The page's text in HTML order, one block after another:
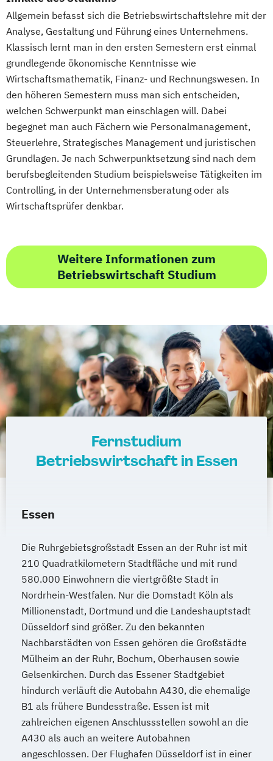
Wirtschaftsingenieurwesen Erneuerbare
Energien
Wirtschaftsingenieurwesen Maschinenbau
Wirtschaftsingenieurwesen für Ingenieure
Wirtschaftsingenieurwesen für
Wirtschaftswissenschaftler
Wirtschaftsingenieurwesen – Digitale
Produktion
Wirtschafts­ingenieur­wesen
Fahrzeugtechnik
Wirtschafts­ingenieur­wesen Informatik
Wirtschafts­ingenieur­wesen
Intelligenz
Wirtschafts­ingenieur­wesen Lebensmittel
Wirtschafts­ingenieur­wesen Logistik
Wirtschafts­ingenieur­wesen
Verfahrenstechnik
Zukunftsmanagement
im Bachelor Wirtschaftswissenschaft
im Master Rechtswissenschaft
im Master Wirtschaftswissenschaft
im Studiengang Rechtswissenschaft (Erste
juristische Prüfung)
Allgemein befasst sich die Betriebswirtschaftslehre mit der
Analyse, Gestaltung und Führung eines Unternehmens.
Klassisch lernt man in den ersten Semestern erst einmal
grundlegende ökonomische Kenntnisse wie
Wirtschaftsmathematik, Finanz- und Rechnungswesen. In
den höheren Semestern muss man sich entscheiden,
welchen Schwerpunkt man einschlagen will. Dabei
begegnet man auch Fächern wie Personalmanagement,
Steuerlehre, Strategisches Management und juristischen
Grundlagen. Je nach Schwerpunktsetzung sind nach dem
berufsbegleitenden Studium beispielsweise Tätigkeiten im
Controlling, in der Unternehmensberatung oder als
Wirtschaftsprüfer denkbar.
Weitere Informationen zum
Betriebswirtschaft Studium
Fernstudium
Betriebswirtschaft in Essen
Essen
Die Ruhrgebietsgroßstadt Essen an der Ruhr ist mit
210 Quadratkilometern Stadtfläche und mit rund
580.000 Einwohnern die viertgrößte Stadt in
Nordrhein-Westfalen. Nur die Domstadt Köln als
Millionenstadt, Dortmund und die Landeshauptstadt
Düsseldorf sind größer. Zu den bekannten
Nachbarstädten von Essen gehören die Großstädte
Mülheim an der Ruhr, Bochum, Oberhausen sowie
Gelsenkirchen. Durch das Essener Stadtgebiet
hindurch verläuft die Autobahn A430, die ehemalige
B1 als frühere Bundesstraße. Essen ist mit
zahlreichen eigenen Anschlussstellen sowohl an die
A430 als auch an weitere Autobahnen
angeschlossen. Der Flughafen Düsseldorf ist in einer